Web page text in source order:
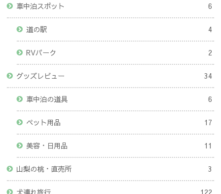
車中泊スポット 6
道の駅 4
RVパーク 2
グッズレビュー 34
車中泊の道具 6
ペット用品 17
美容・日用品 11
山梨の桃・直売所 3
犬連れ旅行 122